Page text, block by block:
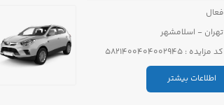
فعال
تهران - اسلامشهر
کد مزایده : 5821400404002945
اطلاعات بیشتر